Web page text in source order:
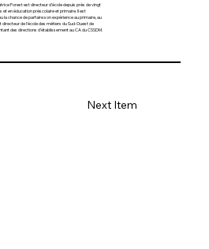
Forest est directeur d’école depuis près de vingt
et en éducation préscolaire et primaire. Il est
la chance de parfaire son expérience au primaire, au
de l’école des métiers du Sud-Ouest de
des directions d’établissement au CA du CSSDM.
Next Item